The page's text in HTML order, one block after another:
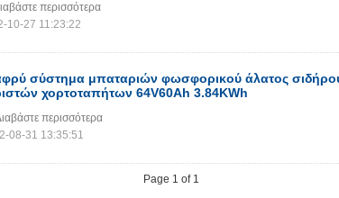
περισσότερα
10-27 11:23:22
σύστημα μπαταριών φωσφορικού άλατος σιδήρου
χορτοταπήτων 64V60Ah 3.84KWh
περισσότερα
08-31 13:35:51
Page 1 of 1